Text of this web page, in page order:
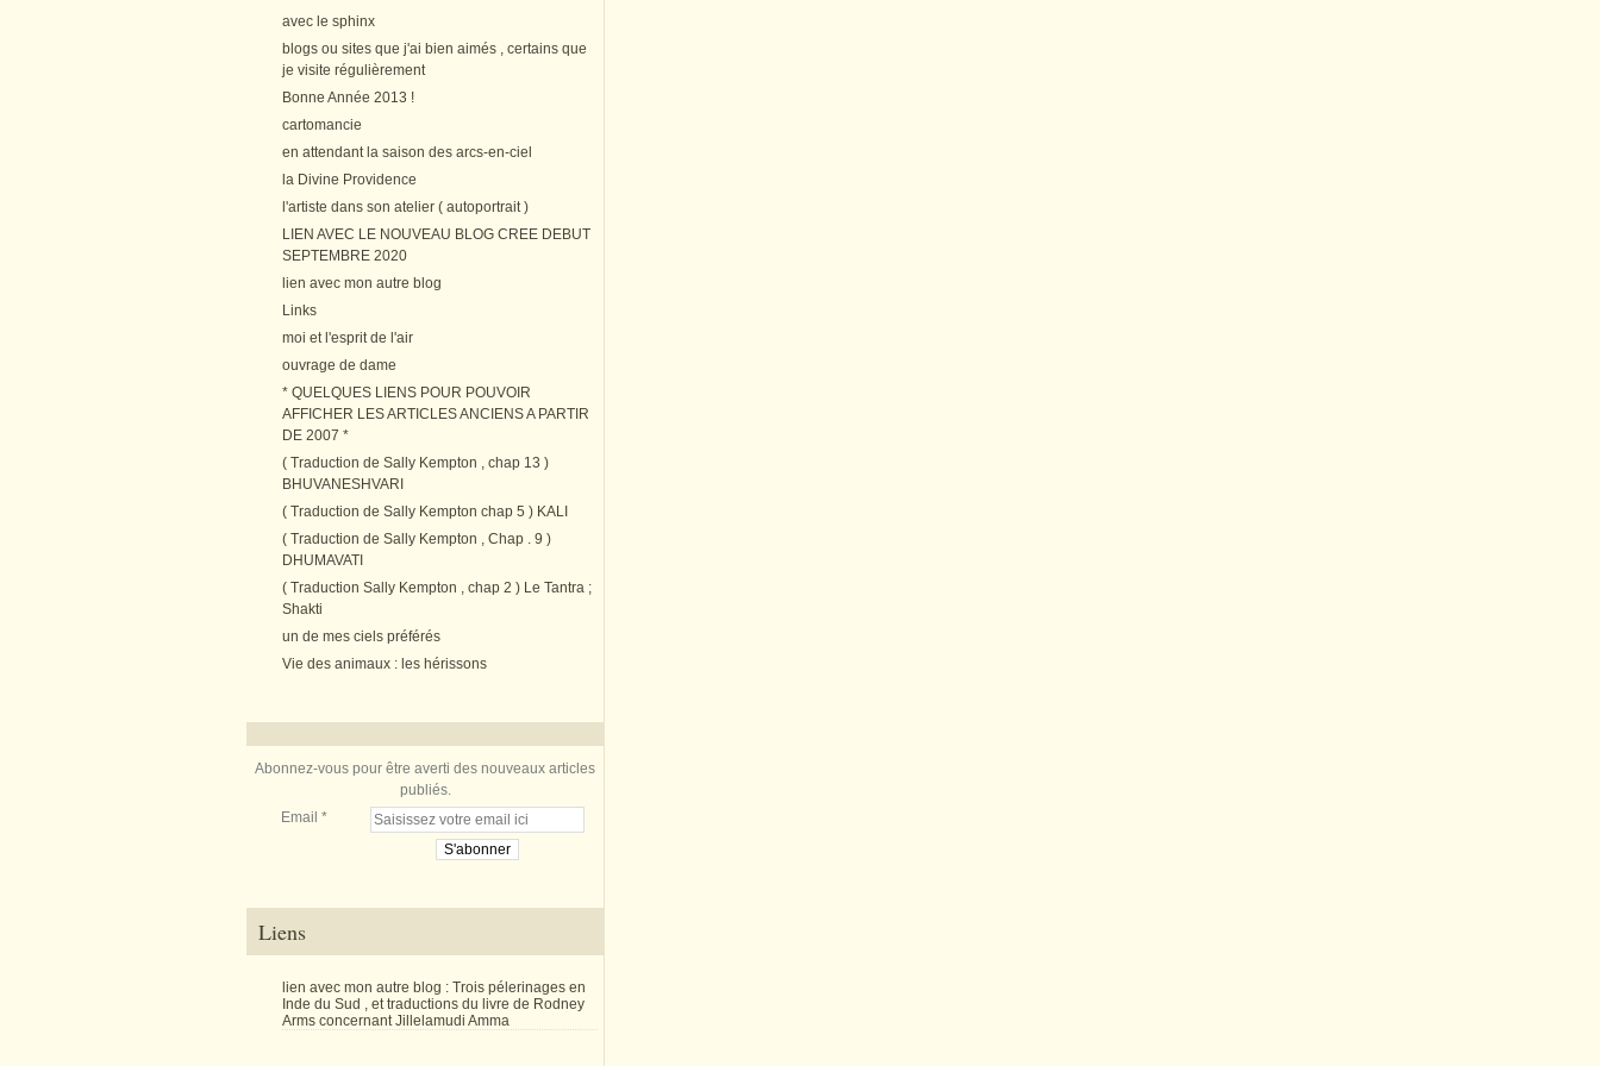
avec le sphinx
blogs ou sites que j'ai bien aimés , certains que
je visite régulièrement
Bonne Année 2013 !
cartomancie
en attendant la saison des arcs-en-ciel
la Divine Providence
l'artiste dans son atelier ( autoportrait )
LIEN AVEC LE NOUVEAU BLOG CREE DEBUT
SEPTEMBRE 2020
lien avec mon autre blog
Links
moi et l'esprit de l'air
ouvrage de dame
* QUELQUES LIENS POUR POUVOIR
AFFICHER LES ARTICLES ANCIENS A PARTIR
DE 2007 *
( Traduction de Sally Kempton , chap 13 )
BHUVANESHVARI
( Traduction de Sally Kempton chap 5 ) KALI
( Traduction de Sally Kempton , Chap . 9 )
DHUMAVATI
( Traduction Sally Kempton , chap 2 ) Le Tantra ;
Shakti
un de mes ciels préférés
Vie des animaux : les hérissons
Abonnez-vous pour être averti des nouveaux articles
publiés.
Email
Liens
lien avec mon autre blog : Trois pélerinages en
Inde du Sud , et traductions du livre de Rodney
Arms concernant Jillelamudi Amma